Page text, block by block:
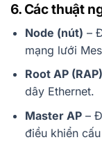
6. Các thuật
Node (nút) –
mạng lưới
Root AP (RAP)
dây Ethernet.
Master AP–
điều khiển